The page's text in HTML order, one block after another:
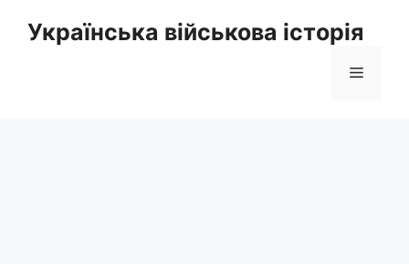
Українська військова історія
Меню